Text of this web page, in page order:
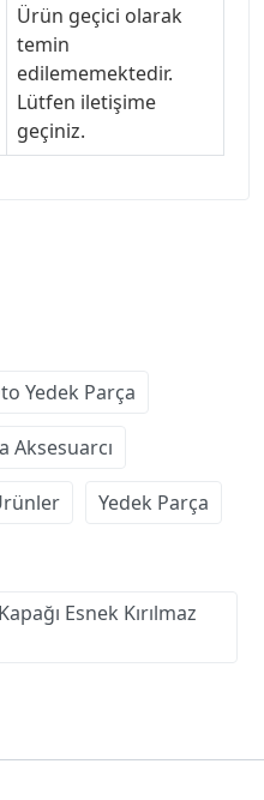
Ürün geçici olarak
temin
edilememektedir.
Lütfen iletişime
geçiniz.
Yedek Parça
Aksesuarcı
Yedek Parça
Esnek Kırılmaz